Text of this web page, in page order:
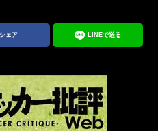
シェア LINEで送る